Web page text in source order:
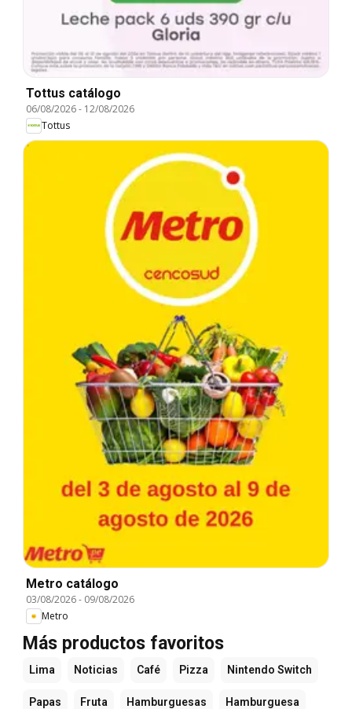
Tottus catálogo
06/08/2026- 12/08/2026
Tottus
Metro catálogo
03/08/2026- 09/08/2026
Metro
Más productos favoritos
Lima Noticias Café Pizza Nintendo Switch
Papas Fruta Hamburguesas Hamburguesa